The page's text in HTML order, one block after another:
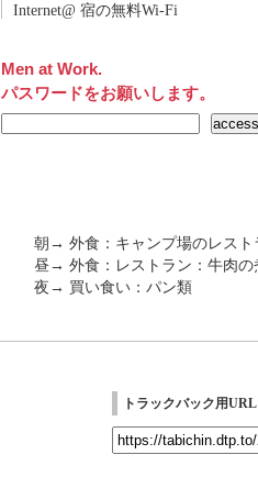
Internet@ 宿の無料Wi-Fi
Men at Work.
パスワードをお願いします。
朝→ 外食：キャンプ場のレスト
昼→ 外食：レストラン：牛肉の
夜→ 買い食い：パン類
トラックバック用URL